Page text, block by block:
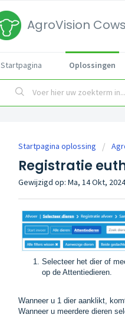
AgroVision
Startpagina Oplossingen
Startpagina oplossing
Registratie
Gewijzigd op: Ma, 14 Okt,
Selecteer het dier of
op de Attentiedieren.
Wanneer u 1 dier aanklikt,
Wanneer u meerdere dieren